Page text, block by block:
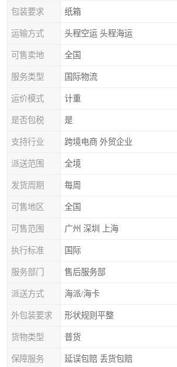
包装要求 纸箱
运输方式 头程空运 头程海运
可售卖地 全国
服务类型 国际物流
运价模式 计重
是否包税 是
支持行业 跨境电商 外贸企业
派送范围 全境
发货周期 每周
可售地区 全国
可售范围 广州 深圳 上海
执行标准 国际
服务部门 售后服务部
派送方式 海派/海卡
外包装要求 形状规则平整
货物类型 普货
保障服务 延误包赔 丢货包赔